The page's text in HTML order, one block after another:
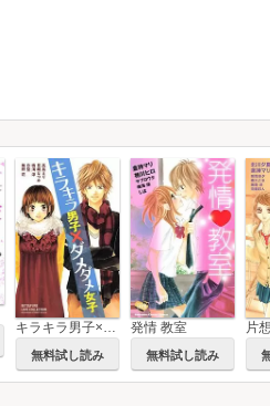
キラキラ男子×ダメダメ女子
無料試し読み
発情 教室
無料試し読み